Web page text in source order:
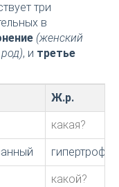
три
в
(женский
, и третье
Ж.р.
какая?
какой?